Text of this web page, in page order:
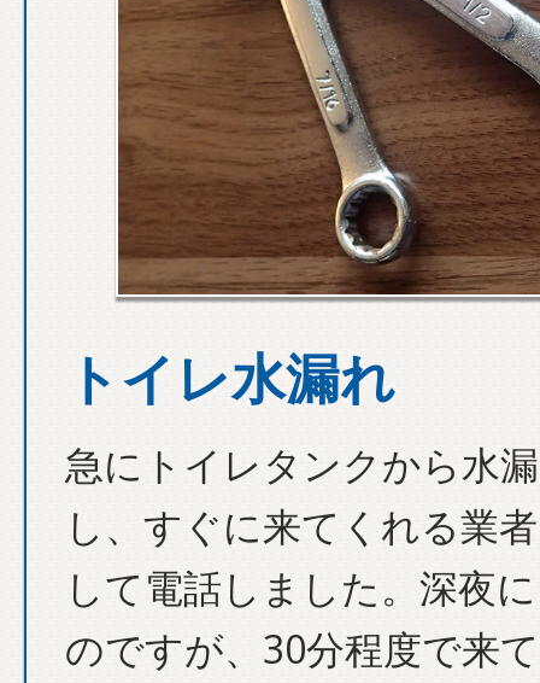
トイレ水漏れ
急にトイレタンクから水
し、すぐに来てくれる業
して電話しました。深夜
のですが、30分程度で来